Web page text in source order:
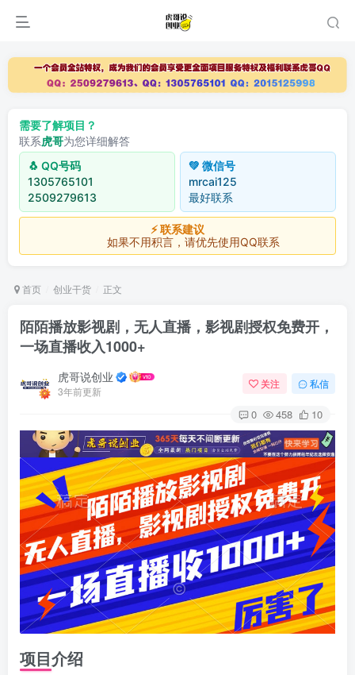
需要了解项目？
联系虎哥为您详细解答
🐧 QQ号码
1305765101
2509279613
💚 微信号
mrcai125
最好联系
⚡ 联系建议
如果不用积言，请优先使用QQ联系
首页 创业干货 正文
陌陌播放影视剧，无人直播，影视剧授权免费开，
一场直播收入1000+
虎哥说创业
3年前更新
关注 私信
0 458 10
项目介绍